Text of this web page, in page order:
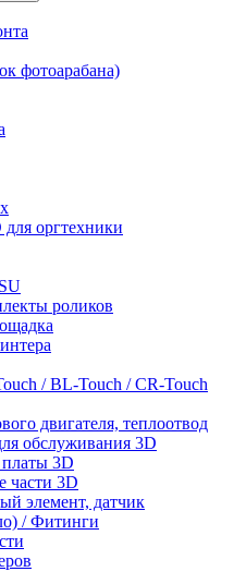
фотоарабана)
оргтехники
роликов
/ BL-Touch / CR-Touch
двигателя, теплоотвод
обслуживания 3D
3D
части 3D
элемент, датчик
/ Фитинги